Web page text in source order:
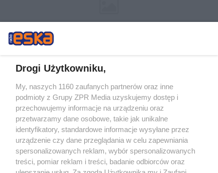
Żaden utwór zamieszczony w serwisie nie może być powielany i
rozpowszechniany lub dalej rozpowszechniany w jakikolwiek sposób (w
tym także elektroniczny lub mechaniczny) na jakimkolwiek polu
eksploatacji w jakiejkolwiek formie, włącznie z umieszczaniem w Internecie
bez pisemnej zgody właściciela praw. Jakiekolwiek użycie lub
wykorzystanie utworów w całości lub w części z naruszeniem prawa, tzn.
bez właściwej zgody, jest zabronione pod groźbą kary i może być ścigane
prawnie.
Drogi Użytkowniku,
My, naszych 1160 zaufanych partnerów oraz inne
podmioty z Grupy ZPR Media uzyskujemy dostęp i
przechowujemy informacje na urządzeniu oraz
przetwarzamy dane osobowe, takie jak unikalne
identyfikatory, standardowe informacje wysyłane przez
urządzenie czy dane przeglądania w celu zapewniania
spersonalizowanych reklam, wybór spersonalizowanych
treści, pomiar reklam i treści, badanie odbiorców oraz